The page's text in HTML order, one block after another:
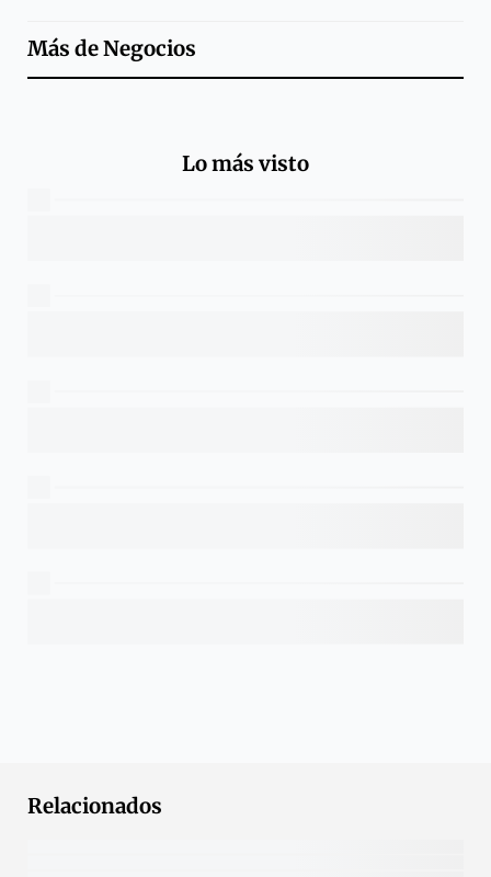
Más deNegocios
Lo más visto
Relacionados